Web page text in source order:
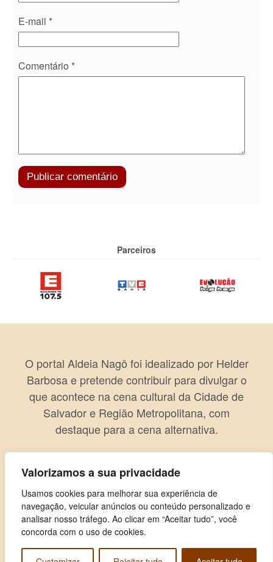
Valorizamos a sua privacidade
Usamos cookies para melhorar sua experiência de
navegação, veicular anúncios ou conteúdo personalizado e
analisar nosso tráfego. Ao clicar em “Aceitar tudo”, você
concorda com o uso de cookies.
E-mail *
Comentário *
Parceiros
O portal Aldeia Nagô foi idealizado por Helder
Barbosa e pretende contribuir para divulgar o
que acontece na cena cultural da Cidade de
Salvador e Região Metropolitana, com
destaque para a cena alternativa.